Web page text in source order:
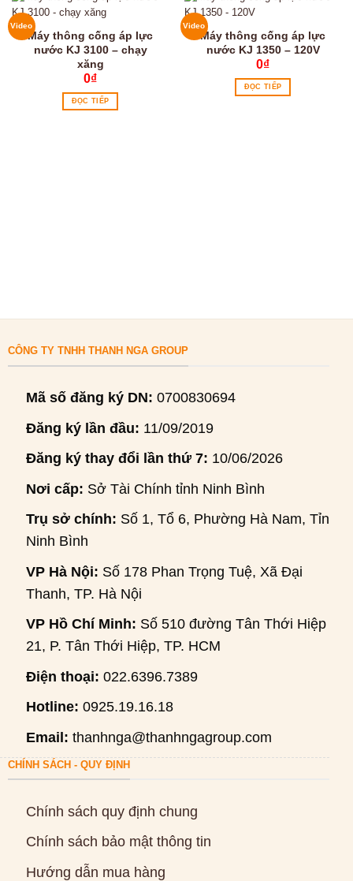
Video
Máy thông cống áp lực
nước KJ 3100 – chạy
xăng
0₫
ĐỌC TIẾP
Video
Máy thông cống áp lực
nước KJ 1350 – 120V
0₫
ĐỌC TIẾP
CÔNG TY TNHH THANH NGA GROUP
Mã số đăng ký DN: 0700830694
Đăng ký lần đầu: 11/09/2019
Đăng ký thay đổi lần thứ 7: 10/06/2026
Nơi cấp: Sở Tài Chính tỉnh Ninh Bình
Trụ sở chính: Số 1, Tổ 6, Phường Hà Nam, Tỉnh
Ninh Bình
VP Hà Nội: Số 178 Phan Trọng Tuệ, Xã Đại
Thanh, TP. Hà Nội
VP Hồ Chí Minh: Số 510 đường Tân Thới Hiệp
21, P. Tân Thới Hiệp, TP. HCM
Điện thoại: 022.6396.7389
Hotline: 0925.19.16.18
Email: thanhnga@thanhngagroup.com
CHÍNH SÁCH - QUY ĐỊNH
Chính sách quy định chung
Chính sách bảo mật thông tin
Hướng dẫn mua hàng